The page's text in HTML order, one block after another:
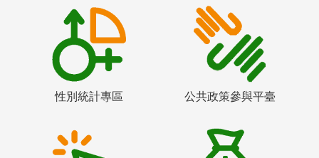
性別統計專區 公共政策參與平臺